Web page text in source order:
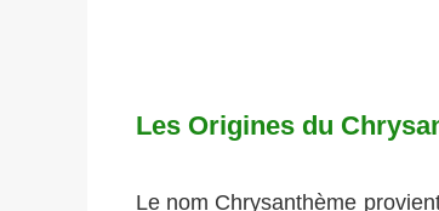
Les Origines du
Le nom Chrysanthème